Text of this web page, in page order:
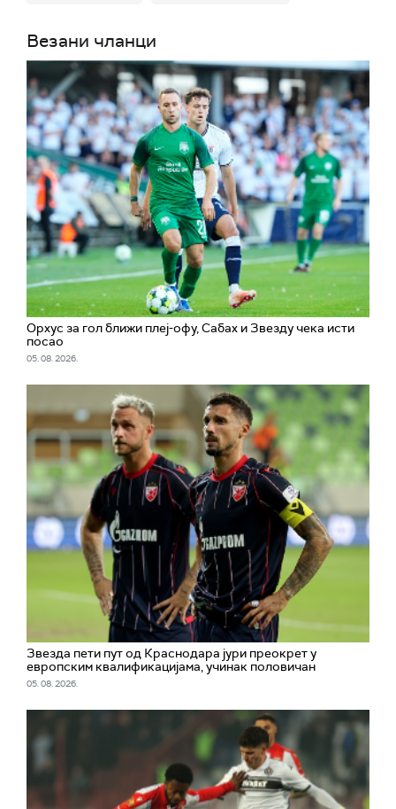
Везани чланци
Орхус за гол ближи плеј-офу, Сабах и Звезду чека исти
посао
05. 08. 2026.
Звезда пети пут од Краснодара јури преокрет у
европским квалификацијама, учинак половичан
05. 08. 2026.